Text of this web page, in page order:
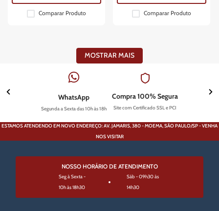
Comparar Produto Comparar Produto
MOSTRAR MAIS
WhatsApp
Segunda a Sexta das 10h às 18h
Compra 100% Segura
Site com Certificado SSL e PCI
ESTAMOS ATENDENDO EM NOVO ENDEREÇO: AV. JAMARIS, 380 - MOEMA, SÃO PAULO/SP - VENHA
NOS VISITAR
NOSSO HORÁRIO DE ATENDIMENTO
Seg à Sexta -
10h às 18h30
Sáb - 09h30 às
14h30